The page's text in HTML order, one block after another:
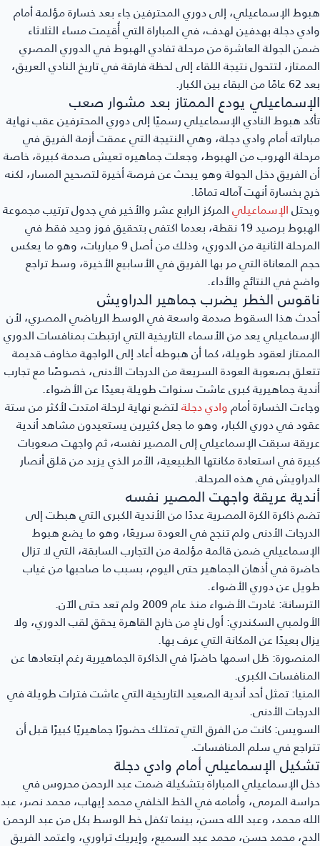
هبوط الإسماعيلي، إلى دوري المحترفين جاء بعد خسارة مؤلمة أمام
وادي دجلة بهدفين لهدف، في المباراة التي أُقيمت مساء الثلاثاء
ضمن الجولة العاشرة من مرحلة تفادي الهبوط في الدوري المصري
الممتاز، لتتحول نتيجة اللقاء إلى لحظة فارقة في تاريخ النادي العريق،
بعد 62 عامًا من البقاء بين الكبار.
الإسماعيلي يودع الممتاز بعد مشوار صعب
تأكد هبوط النادي الإسماعيلي رسميًا إلى دوري المحترفين عقب نهاية
مباراته أمام وادي دجلة، وهي النتيجة التي عمقت أزمة الفريق في
مرحلة الهروب من الهبوط، وجعلت جماهيره تعيش صدمة كبيرة، خاصة
أن الفريق دخل الجولة وهو يبحث عن فرصة أخيرة لتصحيح المسار، لكنه
خرج بخسارة أنهت آماله تمامًا.
ويحتلالإسماعيليالمركز الرابع عشر والأخير في جدول ترتيب مجموعة
الهبوط برصيد 19 نقطة، بعدما اكتفى بتحقيق فوز وحيد فقط في
المرحلة الثانية من الدوري، وذلك من أصل 9 مباريات، وهو ما يعكس
حجم المعاناة التي مر بها الفريق في الأسابيع الأخيرة، وسط تراجع
واضح في النتائج والأداء.
ناقوس الخطر يضرب جماهير الدراويش
أحدث هذا السقوط صدمة واسعة في الوسط الرياضي المصري، لأن
الإسماعيلي يعد من الأسماء التاريخية التي ارتبطت بمنافسات الدوري
الممتاز لعقود طويلة، كما أن هبوطه أعاد إلى الواجهة مخاوف قديمة
تتعلق بصعوبة العودة السريعة من الدرجات الأدنى، خصوصًا مع تجارب
أندية جماهيرية كبرى عاشت سنوات طويلة بعيدًا عن الأضواء.
وجاءت الخسارة أماموادي دجلةلتضع نهاية لرحلة امتدت لأكثر من ستة
عقود في دوري الكبار، وهو ما جعل كثيرين يستعيدون مشاهد أندية
عريقة سبقت الإسماعيلي إلى المصير نفسه، ثم واجهت صعوبات
كبيرة في استعادة مكانتها الطبيعية، الأمر الذي يزيد من قلق أنصار
الدراويش في هذه المرحلة.
أندية عريقة واجهت المصير نفسه
تضم ذاكرة الكرة المصرية عددًا من الأندية الكبرى التي هبطت إلى
الدرجات الأدنى ولم تنجح في العودة سريعًا، وهو ما يضع هبوط
الإسماعيلي ضمن قائمة مؤلمة من التجارب السابقة، التي لا تزال
حاضرة في أذهان الجماهير حتى اليوم، بسبب ما صاحبها من غياب
طويل عن دوري الأضواء.
الترسانة: غادرت الأضواء منذ عام 2009 ولم تعد حتى الآن.
الأولمبي السكندري: أول نادٍ من خارج القاهرة يحقق لقب الدوري، ولا
يزال بعيدًا عن المكانة التي عرف بها.
المنصورة: ظل اسمها حاضرًا في الذاكرة الجماهيرية رغم ابتعادها عن
المنافسات الكبرى.
المنيا: تمثل أحد أندية الصعيد التاريخية التي عاشت فترات طويلة في
الدرجات الأدنى.
السويس: كانت من الفرق التي تمتلك حضورًا جماهيريًا كبيرًا قبل أن
تتراجع في سلم المنافسات.
تشكيل الإسماعيلي أمام وادي دجلة
دخل الإسماعيلي المباراة بتشكيلة ضمت عبد الرحمن محروس في
حراسة المرمى، وأمامه في الخط الخلفي محمد إيهاب، محمد نصر، عبد
الله محمد، وعبد الله حسن، بينما تكفل خط الوسط بكل من عبد الرحمن
الدح، محمد حسن، محمد عبد السميع، وإيريك تراوري، واعتمد الفريق